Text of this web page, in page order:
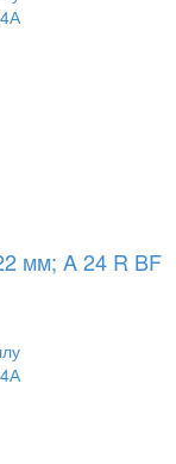
мм; A 24 R BF